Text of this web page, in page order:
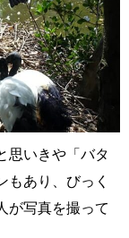
思いきや「バタ
もあり、びっく
が写真を撮って